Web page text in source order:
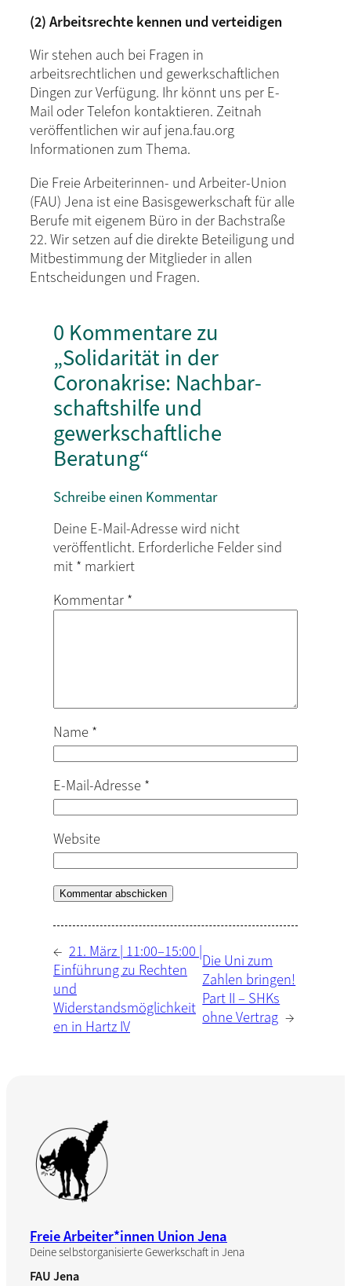
(2) Arbeitsrechte kennen und verteidigen
Wir stehen auch bei Fragen in
arbeitsrechtlichen und gewerkschaftlichen
Dingen zur Verfügung. Ihr könnt uns per E-
Mail oder Telefon kontaktieren. Zeitnah
veröffentlichen wir auf jena.fau.org
Informationen zum Thema.
Die Freie Arbeiterinnen- und Arbeiter-Union
(FAU) Jena ist eine Basisgewerkschaft für alle
Berufe mit eigenem Büro in der Bachstraße
22. Wir setzen auf die direkte Beteiligung und
Mitbestimmung der Mitglieder in allen
Entscheidungen und Fragen.
0 Kommentare zu
„Solidarität in der
Coronakrise: Nachbar­
schaftshilfe und
gewerkschaftliche
Beratung“
Schreibe einen Kommentar
Deine E-Mail-Adresse wird nicht
veröffentlicht. Erforderliche Felder sind
mit * markiert
Kommentar *
Name *
E-Mail-Adresse *
Website
← 21. März | 11:00–15:00 |
Einführung zu Rechten
und
Widerstandsmöglichkeit
en in Hartz IV
Die Uni zum
Zahlen bringen!
Part II – SHKs
ohne Vertrag →
Freie Arbeiter*innen Union Jena
Deine selbstorganisierte Gewerkschaft in Jena
FAU Jena